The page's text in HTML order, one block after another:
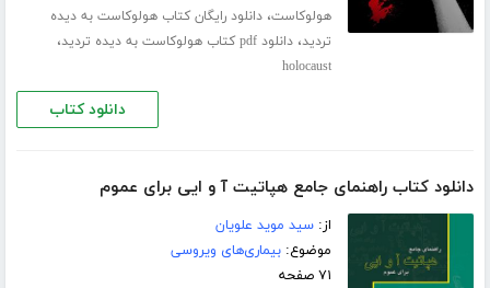
هولوکاست،دانلود رایگان کتاب هولوکاست به دیده
تردید،دانلود pdf کتاب هولوکاست به دیده تردید ،
holocaust
دانلود کتاب
دانلود کتاب راهنمای جامع هپاتیت آ و ایی برای عموم
از:سید موید علویان
موضوع:بیماری‌های ویروسی
۷۱ صفحه